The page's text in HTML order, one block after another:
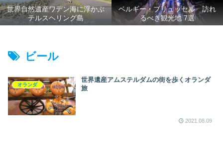
世界自然遺産ワデン海に浮かぶ
テルスヘリング島
ベルギー・ブリュッセル 訪れ
るべき観光地 7選
ビール
オランダ
世界遺産アムステルダムの街を歩くオランダ
旅
2021.08.09